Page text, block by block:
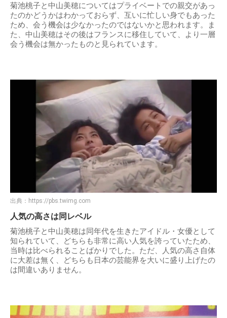
菊池桃子と中山美穂についてはプライベートでの親交があっ
たのかどうかはわかっておらず、互いに忙しい身でもあった
ため、会う機会は少なかったのではないかと思われます。ま
た、中山美穂はその後はフランスに移住していて、より一層
会う機会は無かったものと見られています。
出典： https://pbs.twimg.com
人気の高さは同レベル
菊池桃子と中山美穂は同年代を生きたアイドル・女優として
知られていて、どちらも非常に高い人気を誇っていたため、
当時は比べられることばかりでした。ただ、人気の高さ自体
に大差は無く、どちらも日本の芸能界を大いに盛り上げたの
は間違いありません。